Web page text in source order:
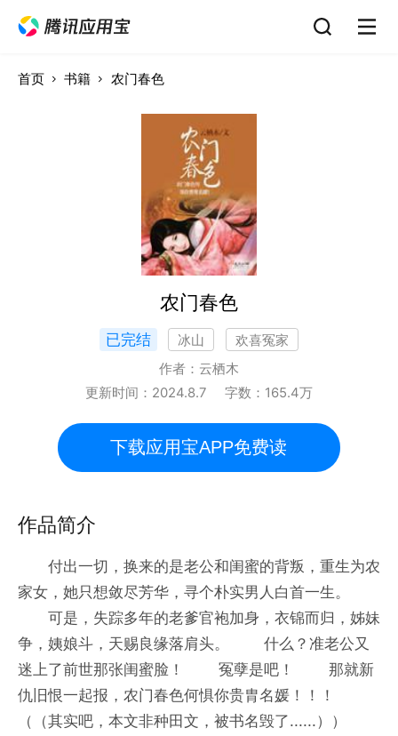
首页 书籍 农门春色
农门春色
已完结 冰山
欢喜冤家
作者： 云栖木
更新时间： 2024.8.7 字数： 165.4万
下载应用宝APP免费读
作品简介
付出一切，换来的是老公和闺蜜的背叛，重生为农
家女，她只想敛尽芳华，寻个朴实男人白首一生。
可是，失踪多年的老爹官袍加身，衣锦而归，姊妹
争，姨娘斗，天赐良缘落肩头。 什么？准老公又
迷上了前世那张闺蜜脸！ 冤孽是吧！ 那就新
仇旧恨一起报，农门春色何惧你贵胄名媛！！！
（（其实吧，本文非种田文，被书名毁了......））